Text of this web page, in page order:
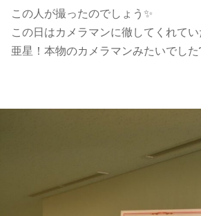
この人が撮ったのでしょう✨
この日はカメラマンに徹してくれてい
亜星！本物のカメラマンみたいでした